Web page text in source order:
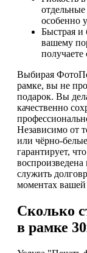
особенно
Быстрая и
вашему
получаете
Выбирая
рамке, вы не
подарок. Вы
качественно
Независимо от
или чёрно-
гарантирует,
служить
моментах
Сколько
в рамке